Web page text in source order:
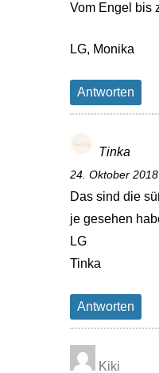
Vom Engel bis
LG, Monika
Antworten
Tinka
24. Oktober
Das sind die
je gesehen
LG
Tinka
Antworten
Kiki